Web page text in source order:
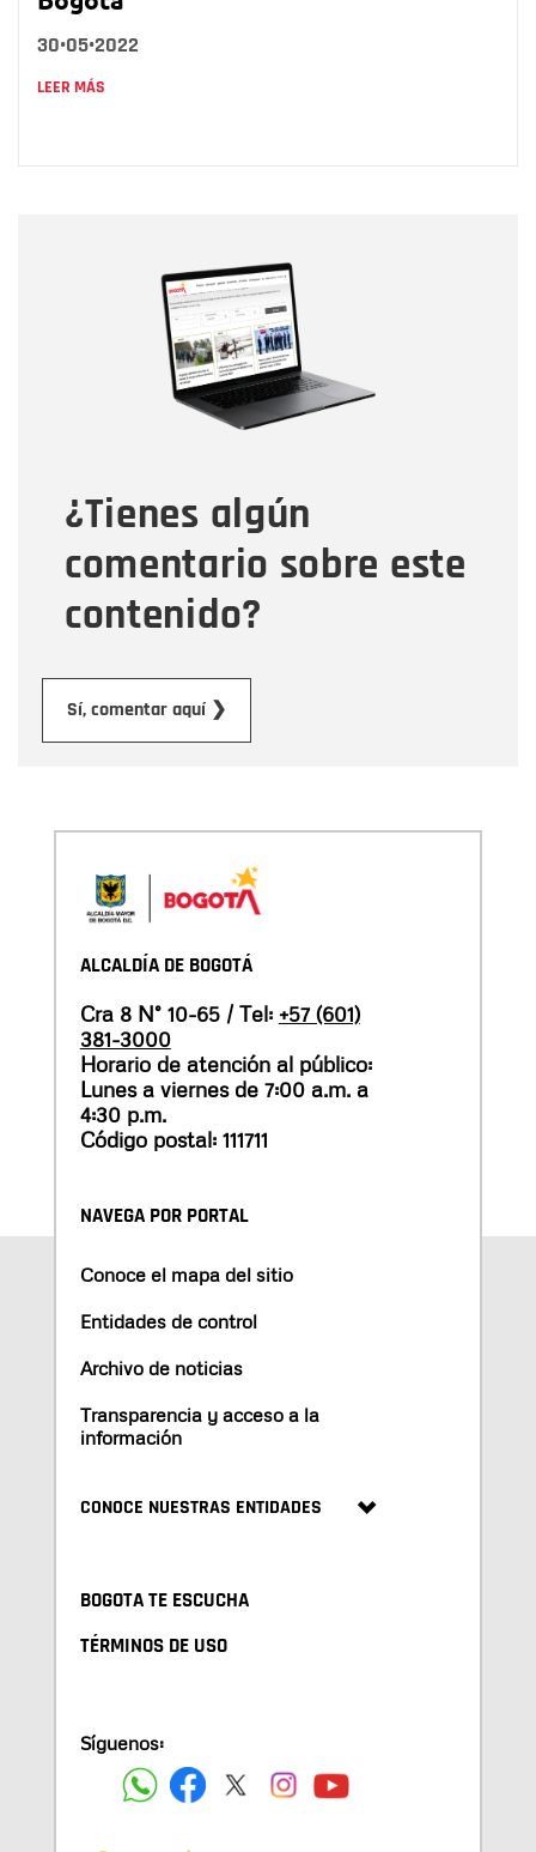
30•05•2022
LEER MÁS
¿Tienes algún
comentario sobre este
contenido?
Sí, comentar aquí ❯
Correo electrónico
Tipo de comentario
Mensaje
ALCALDÍA DE BOGOTÁ
Cra 8 N° 10-65 / Tel: +57 (601)
381-3000
Horario de atención al público:
Lunes a viernes de 7:00 a.m. a
4:30 p.m.
Código postal: 111711
NAVEGA POR PORTAL
Conoce el mapa del sitio
Entidades de control
Archivo de noticias
Transparencia y acceso a la
información
CONOCE NUESTRAS ENTIDADES
BOGOTA TE ESCUCHA
TÉRMINOS DE USO
Síguenos: